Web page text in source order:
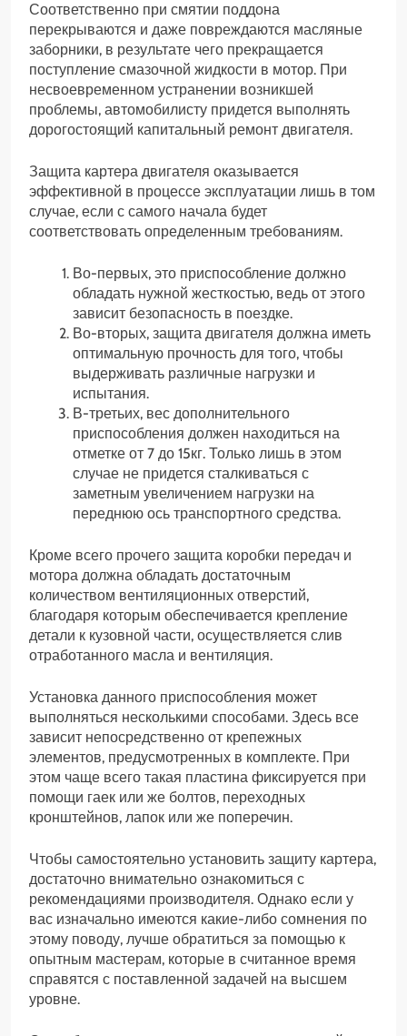
Соответственно при смятии поддона
перекрываются и даже повреждаются масляные
заборники, в результате чего прекращается
поступление смазочной жидкости в мотор. При
несвоевременном устранении возникшей
проблемы, автомобилисту придется выполнять
дорогостоящий капитальный ремонт двигателя.
Защита картера двигателя оказывается
эффективной в процессе эксплуатации лишь в том
случае, если с самого начала будет
соответствовать определенным требованиям.
Во-первых, это приспособление должно
обладать нужной жесткостью, ведь от этого
зависит безопасность в поездке.
Во-вторых, защита двигателя должна иметь
оптимальную прочность для того, чтобы
выдерживать различные нагрузки и
испытания.
В-третьих, вес дополнительного
приспособления должен находиться на
отметке от 7 до 15кг. Только лишь в этом
случае не придется сталкиваться с
заметным увеличением нагрузки на
переднюю ось транспортного средства.
Кроме всего прочего защита коробки передач и
мотора должна обладать достаточным
количеством вентиляционных отверстий,
благодаря которым обеспечивается крепление
детали к кузовной части, осуществляется слив
отработанного масла и вентиляция.
Установка данного приспособления может
выполняться несколькими способами. Здесь все
зависит непосредственно от крепежных
элементов, предусмотренных в комплекте. При
этом чаще всего такая пластина фиксируется при
помощи гаек или же болтов, переходных
кронштейнов, лапок или же поперечин.
Чтобы самостоятельно установить защиту картера,
достаточно внимательно ознакомиться с
рекомендациями производителя. Однако если у
вас изначально имеются какие-либо сомнения по
этому поводу, лучше обратиться за помощью к
опытным мастерам, которые в считанное время
справятся с поставленной задачей на высшем
уровне.